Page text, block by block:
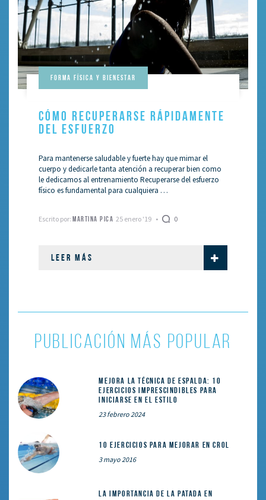
Forma Física Y Bienestar
CÓMO RECUPERARSE RÁPIDAMENTE
DEL ESFUERZO
Para mantenerse saludable y fuerte hay que mimar el
cuerpo y dedicarle tanta atención a recuperar bien como
le dedicamos al entrenamiento Recuperarse del esfuerzo
físico es fundamental para cualquiera …
Escrito por: MARTINA PICA 25 enero '19 0
LEER MÁS
PUBLICACIÓN MÁS POPULAR
Mejora la técnica de espalda: 10
ejercicios imprescindibles para
iniciarse en el estilo
23 febrero 2024
10 ejercicios para mejorar en crol
3 mayo 2016
La importancia de la patada en